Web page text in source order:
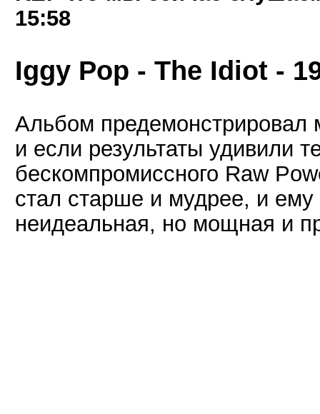
15:58
Iggy Pop - The Idiot -
Альбом предемонстрировал
и если результаты удивили
бескомпромиссного Raw
стал старше и мудрее, и ему
неидеальная, но мощная и